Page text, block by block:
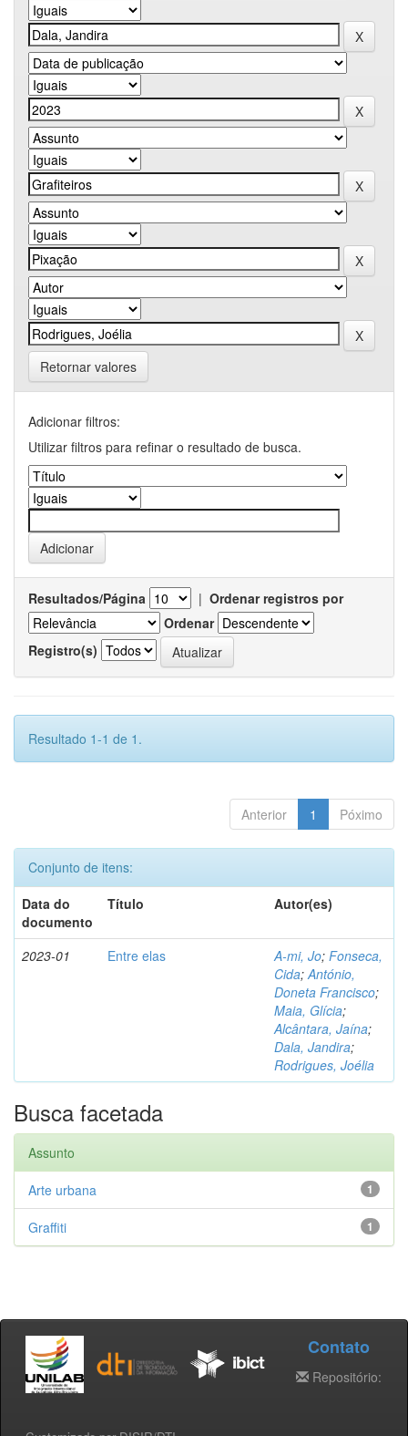
Retornar valores
Adicionar filtros:
Utilizar filtros para refinar o resultado de busca.
Resultados/Página | Ordenar registros por
Ordenar
Registro(s)
Resultado 1-1 de 1.
Anterior 1 Póximo
Conjunto de itens:
Data do
documento
Título Autor(es)
2023-01 Entre elas A-mi, Jo; Fonseca,
Cida;António,
Doneta Francisco;
Maia, Glícia;
Alcântara, Jaína;
Dala, Jandira;
Rodrigues, Joélia
Busca facetada
Assunto
1
Arte urbana
1
Graffiti
Contato
Repositório: